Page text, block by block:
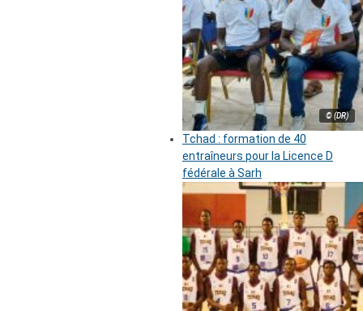
© (DR)
Tchad : formation de 40
entraîneurs pour la Licence D
fédérale à Sarh